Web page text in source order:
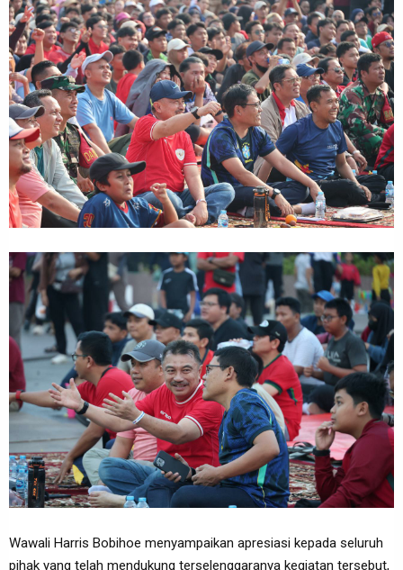
‎Wawali Harris Bobihoe menyampaikan apresiasi kepada seluruh
pihak yang telah mendukung terselenggaranya kegiatan tersebut,